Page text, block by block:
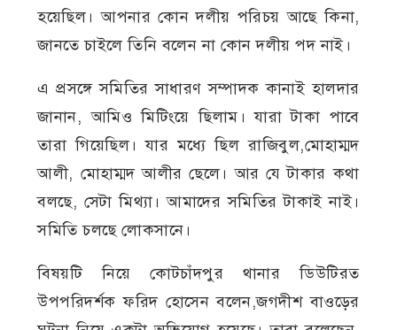
হয়েছিল। আপনার কোন দলীয় পরিচয় আছে কিনা,
জানতে চাইলে তিনি বলেন না কোন দলীয় পদ নাই।
এ প্রসঙ্গে সমিতির সাধারণ সম্পাদক কানাই হালদার
জানান, আমিও মিটিংয়ে ছিলাম। যারা টাকা পাবে
তারা গিয়েছিল। যার মধ্যে ছিল রাজিবুল,মোহাম্মদ
আলী, মোহাম্মদ আলীর ছেলে। আর যে টাকার কথা
বলছে, সেটা মিথ্যা। আমাদের সমিতির টাকাই নাই।
সমিতি চলছে লোকসানে।
বিষয়টি নিয়ে কোটচাঁদপুর থানার ডিউটিরত
উপপরিদর্শক ফরিদ হোসেন বলেন,জগদীশ বাওড়ের